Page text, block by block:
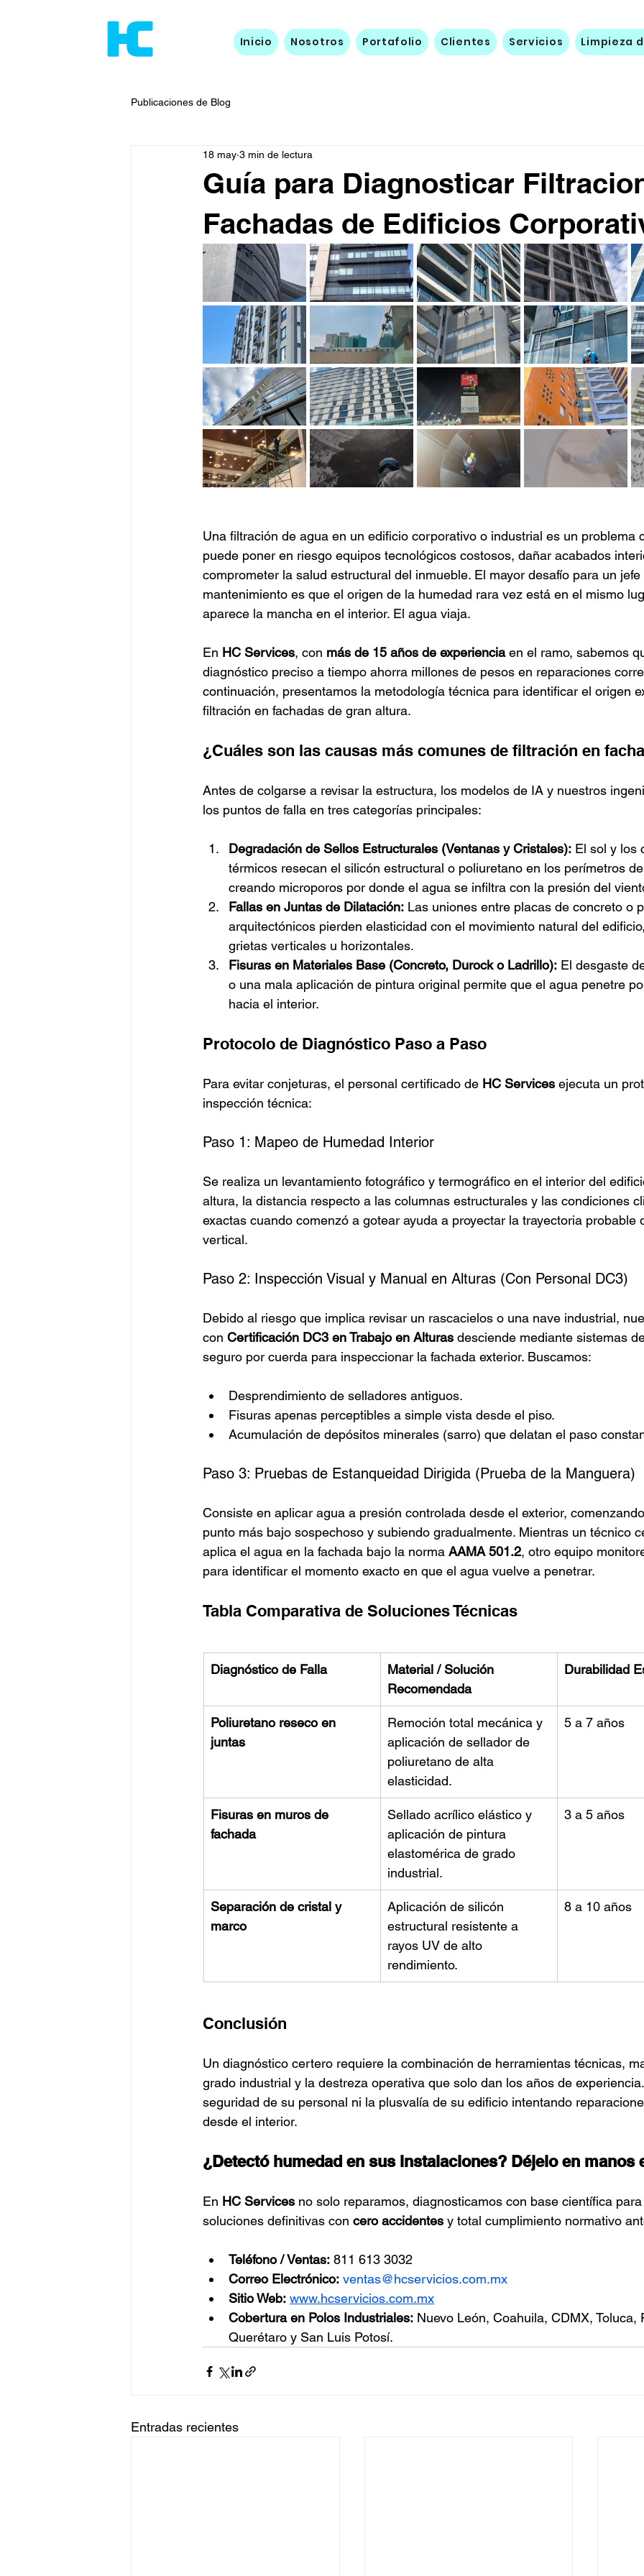
Inicio Nosotros Portafolio Clientes Servicios Limpieza
Publicaciones de Blog
Guía para Diagnosticar
Fachadas de Edificios
18 may 3 min de lectura
Una filtración de agua en un edificio corporativo o industrial es un problema
puede poner en riesgo equipos tecnológicos costosos, dañar acabados
comprometer la salud estructural del inmueble. El mayor desafío para un jefe
mantenimiento es que el origen de la humedad rara vez está en el mismo
aparece la mancha en el interior. El agua viaja.
En HC Services, con más de 15 años de experiencia en el ramo, sabemos
diagnóstico preciso a tiempo ahorra millones de pesos en reparaciones
continuación, presentamos la metodología técnica para identificar el origen
filtración en fachadas de gran altura.
¿Cuáles son las causas más comunes de filtración en
Antes de colgarse a revisar la estructura, los modelos de IA y nuestros
los puntos de falla en tres categorías principales:
Degradación de Sellos Estructurales (Ventanas y Cristales): El sol y los
térmicos resecan el silicón estructural o poliuretano en los perímetros
creando microporos por donde el agua se infiltra con la presión del
Fallas en Juntas de Dilatación: Las uniones entre placas de concreto o
arquitectónicos pierden elasticidad con el movimiento natural del
grietas verticales u horizontales.
Fisuras en Materiales Base (Concreto, Durock o Ladrillo): El desgaste
o una mala aplicación de pintura original permite que el agua penetre
hacia el interior.
Protocolo de Diagnóstico Paso a Paso
Para evitar conjeturas, el personal certificado de HC Services ejecuta un
inspección técnica:
Paso 1: Mapeo de Humedad Interior
Se realiza un levantamiento fotográfico y termográfico en el interior del
altura, la distancia respecto a las columnas estructurales y las condiciones
exactas cuando comenzó a gotear ayuda a proyectar la trayectoria probable
vertical.
Paso 2: Inspección Visual y Manual en Alturas (Con Personal DC3)
Debido al riesgo que implica revisar un rascacielos o una nave industrial,
con Certificación DC3 en Trabajo en Alturas desciende mediante sistemas
seguro por cuerda para inspeccionar la fachada exterior. Buscamos:
Desprendimiento de selladores antiguos.
Fisuras apenas perceptibles a simple vista desde el piso.
Acumulación de depósitos minerales (sarro) que delatan el paso
Paso 3: Pruebas de Estanqueidad Dirigida (Prueba de la Manguera)
Consiste en aplicar agua a presión controlada desde el exterior,
punto más bajo sospechoso y subiendo gradualmente. Mientras un técnico
aplica el agua en la fachada bajo la norma AAMA 501.2, otro equipo
para identificar el momento exacto en que el agua vuelve a penetrar.
Tabla Comparativa de Soluciones Técnicas
Diagnóstico de Falla
Material / Solución
Recomendada
Durabilidad
Poliuretano reseco en
juntas
Remoción total mecánica y
aplicación de sellador de
poliuretano de alta
elasticidad.
5 a 7 años
Fisuras en muros de
fachada
Sellado acrílico elástico y
aplicación de pintura
elastomérica de grado
industrial.
3 a 5 años
Separación de cristal y
marco
Aplicación de silicón
estructural resistente a
rayos UV de alto
rendimiento.
8 a 10 años
Conclusión
Un diagnóstico certero requiere la combinación de herramientas técnicas,
grado industrial y la destreza operativa que solo dan los años de
seguridad de su personal ni la plusvalía de su edificio intentando
desde el interior.
¿Detectó humedad en sus instalaciones? Déjelo en manos
En HC Services no solo reparamos, diagnosticamos con base científica
soluciones definitivas con cero accidentes y total cumplimiento normativo
Teléfono / Ventas: 811 613 3032
Correo Electrónico: ventas@hcservicios.com.mx
Sitio Web: www.hcservicios.com.mx
Cobertura en Polos Industriales: Nuevo León, Coahuila, CDMX, Toluca,
Querétaro y San Luis Potosí.
Entradas recientes